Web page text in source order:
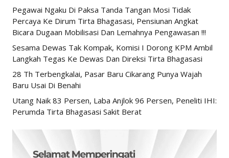
Pegawai Ngaku Di Paksa Tanda Tangan Mosi Tidak
Percaya Ke Dirum Tirta Bhagasasi, Pensiunan Angkat
Bicara Dugaan Mobilisasi Dan Lemahnya Pengawasan !!!
Sesama Dewas Tak Kompak, Komisi I Dorong KPM Ambil
Langkah Tegas Ke Dewas Dan Direksi Tirta Bhagasasi
28 Th Terbengkalai, Pasar Baru Cikarang Punya Wajah
Baru Usai Di Benahi
Utang Naik 83 Persen, Laba Anjlok 96 Persen, Peneliti IHI:
Perumda Tirta Bhagasasi Sakit Berat